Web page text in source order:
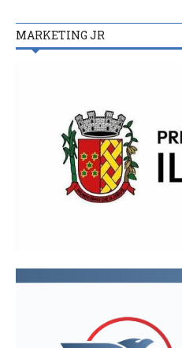
MARKETING JR